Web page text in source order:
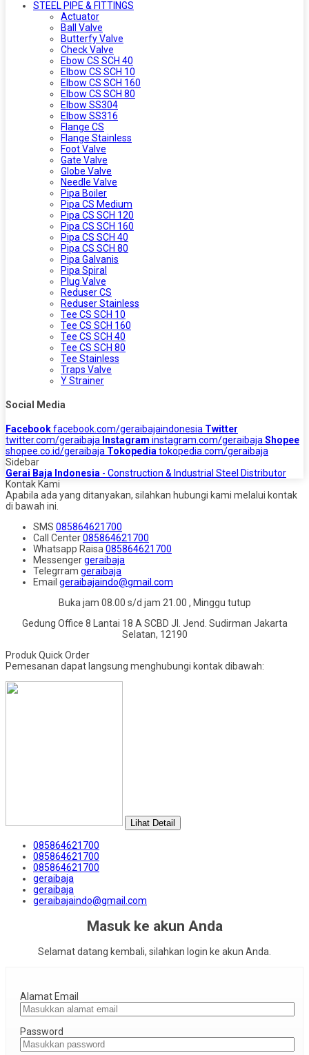
STEEL PIPE & FITTINGS
Actuator
Ball Valve
Butterfy Valve
Check Valve
Ebow CS SCH 40
Elbow CS SCH 10
Elbow CS SCH 160
Elbow CS SCH 80
Elbow SS304
Elbow SS316
Flange CS
Flange Stainless
Foot Valve
Gate Valve
Globe Valve
Needle Valve
Pipa Boiler
Pipa CS Medium
Pipa CS SCH 120
Pipa CS SCH 160
Pipa CS SCH 40
Pipa CS SCH 80
Pipa Galvanis
Pipa Spiral
Plug Valve
Reduser CS
Reduser Stainless
Tee CS SCH 10
Tee CS SCH 160
Tee CS SCH 40
Tee CS SCH 80
Tee Stainless
Traps Valve
Y Strainer
Social Media
Facebookfacebook.com/geraibajaindonesia Twitter
twitter.com/geraibaja Instagram instagram.com/geraibaja Shopee
shopee.co.id/geraibaja Tokopedia tokopedia.com/geraibaja
Sidebar
Gerai Baja Indonesia - Construction & Industrial Steel Distributor
Kontak Kami
Apabila ada yang ditanyakan, silahkan hubungi kami melalui kontak
di bawah ini.
SMS 085864621700
Call Center085864621700
Whatsapp Raisa 085864621700
Messengergeraibaja
Telegrram geraibaja
Email geraibajaindo@gmail.com
Buka jam 08.00 s/d jam 21.00 , Minggu tutup
Gedung Office 8 Lantai 18 A SCBD Jl. Jend. Sudirman Jakarta
Selatan, 12190
Produk Quick Order
Pemesanan dapat langsung menghubungi kontak dibawah:
Lihat Detail
085864621700
085864621700
085864621700
geraibaja
geraibaja
geraibajaindo@gmail.com
Masuk ke akun Anda
Selamat datang kembali, silahkan login ke akun Anda.
Alamat Email
Password